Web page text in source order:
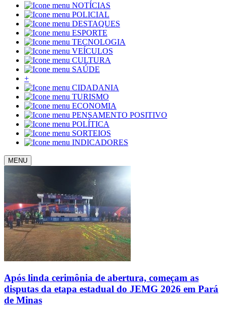
NOTÍCIAS
POLICIAL
DESTAQUES
ESPORTE
TECNOLOGIA
VEÍCULOS
CULTURA
SAÚDE
+
CIDADANIA
TURISMO
ECONOMIA
PENSAMENTO POSITIVO
POLÍTICA
SORTEIOS
INDICADORES
MENU
Após linda cerimônia de abertura, começam as
disputas da etapa estadual do JEMG 2026 em Pará
de Minas